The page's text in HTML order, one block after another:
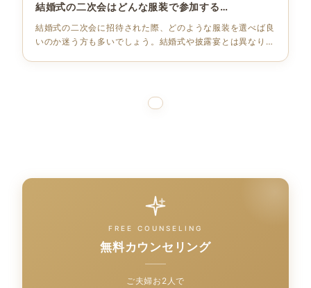
結婚式の二次会はどんな服装で参加する…
結婚式の二次会に招待された際、どのような服装を選べば良
いのか迷う方も多いでしょう。結婚式や披露宴とは異なり、
FREE COUNSELING
無料カウンセリング
ご夫婦お2人で